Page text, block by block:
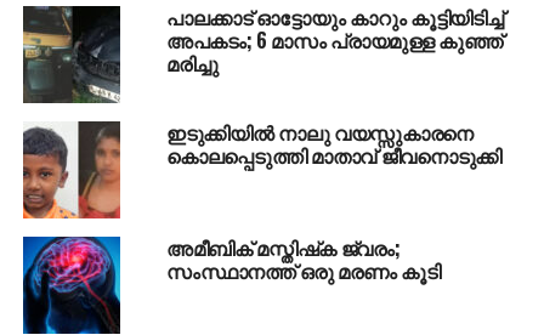
പാലക്കാട് ഓട്ടോയും കാറും കൂട്ടിയിടിച്ച്
അപകടം; 6 മാസം പ്രായമുള്ള കുഞ്ഞ്
മരിച്ചു
ഇടുക്കിയില്‍ നാലു വയസ്സുകാരനെ
കൊലപ്പെടുത്തി മാതാവ് ജീവനൊടുക്കി
അമീബിക് മസ്തിഷ്‌ക ജ്വരം;
സംസ്ഥാനത്ത് ഒരു മരണം കൂടി